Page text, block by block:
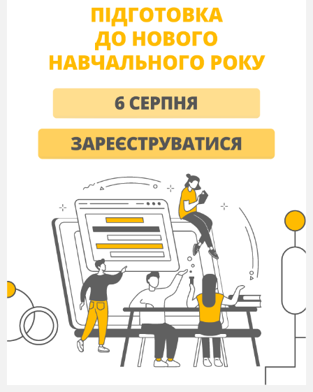
- Пригадайте, що означають терміни
«безпосередня демократія»,
«представницька демократія»?
- У яких із наведених прикладах вони
представлені і як саме?
(Безпосередня демократія — це безпосереднє
волевиявлення народу, що здійснюється шляхом
референдумів, виборів, обговорення проектів
державної влади; загальних зборів громадян;
мітингів, звітів депутатів і виконавчих органів влади
перед населенням тощо.
Представницька демократія — це вираження волі громадян
через обраних ними представників до органів
державної влади — народних депутатів, президента,
депутатів органів місцевого самоврядування.
Електронна демократія (е-демократія) — форма суспільних
відносин, за якої громадяни та організації
залучаються до державотворення і державного
управління, а також до місцевого самоуправління
через широке застосування інформаційно-
комунікаційних технологій (ІКТ).)
Яка форма виникла першою?
Чи можемо обмежитися лише
безпосередньою демократією?
Яка форма виникла найпізніше? Чи
може вона замінити інші?
Робота в групах: + (позитивне) і – (негативне)